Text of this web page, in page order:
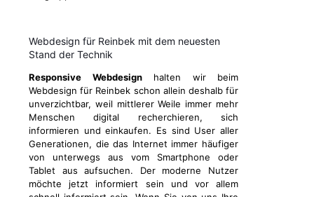
Webdesign für Reinbek mit dem neuesten
Stand der Technik
Responsive Webdesignhalten wir beim
Webdesign für Reinbek schon allein deshalb für
unverzichtbar, weil mittlerer Weile immer mehr
Menschen digital recherchieren, sich
informieren und einkaufen. Es sind User aller
Generationen, die das Internet immer häufiger
von unterwegs aus vom Smartphone oder
Tablet aus aufsuchen. Der moderne Nutzer
möchte jetzt informiert sein und vor allem